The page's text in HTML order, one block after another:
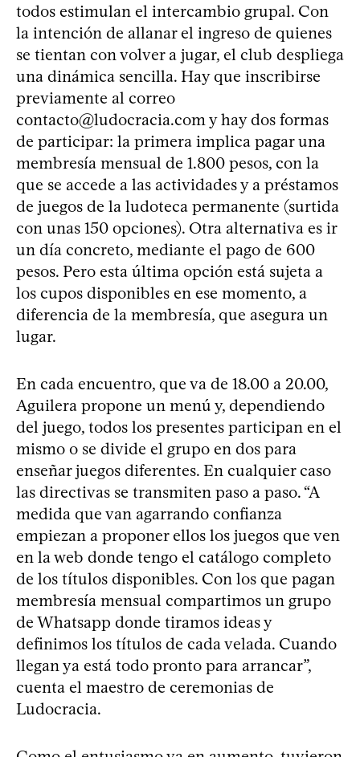
todos estimulan el intercambio grupal. Con
la intención de allanar el ingreso de quienes
se tientan con volver a jugar, el club despliega
una dinámica sencilla. Hay que inscribirse
previamente al correo
contacto@ludocracia.com y hay dos formas
de participar: la primera implica pagar una
membresía mensual de 1.800 pesos, con la
que se accede a las actividades y a préstamos
de juegos de la ludoteca permanente (surtida
con unas 150 opciones). Otra alternativa es ir
un día concreto, mediante el pago de 600
pesos. Pero esta última opción está sujeta a
los cupos disponibles en ese momento, a
diferencia de la membresía, que asegura un
lugar.
En cada encuentro, que va de 18.00 a 20.00,
Aguilera propone un menú y, dependiendo
del juego, todos los presentes participan en el
mismo o se divide el grupo en dos para
enseñar juegos diferentes. En cualquier caso
las directivas se transmiten paso a paso. “A
medida que van agarrando confianza
empiezan a proponer ellos los juegos que ven
en la web donde tengo el catálogo completo
de los títulos disponibles. Con los que pagan
membresía mensual compartimos un grupo
de Whatsapp donde tiramos ideas y
definimos los títulos de cada velada. Cuando
llegan ya está todo pronto para arrancar”,
cuenta el maestro de ceremonias de
Ludocracia.